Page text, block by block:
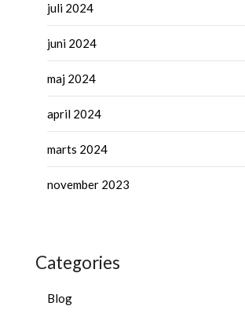
juli 2024
juni 2024
maj 2024
april 2024
marts 2024
november 2023
Categories
Blog